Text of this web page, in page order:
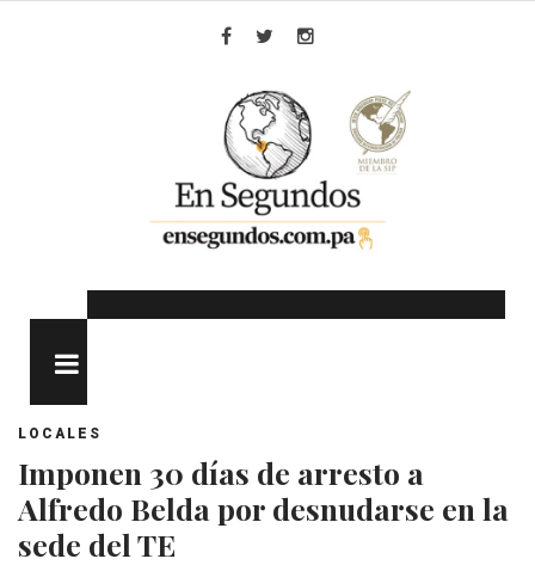
LOCALES
Imponen 30 días de arresto a
Alfredo Belda por desnudarse en la
sede del TE